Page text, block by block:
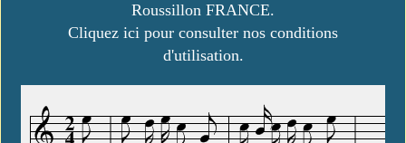
Roussillon FRANCE.
Cliquez ici pour consulter nos conditions
d'utilisation.